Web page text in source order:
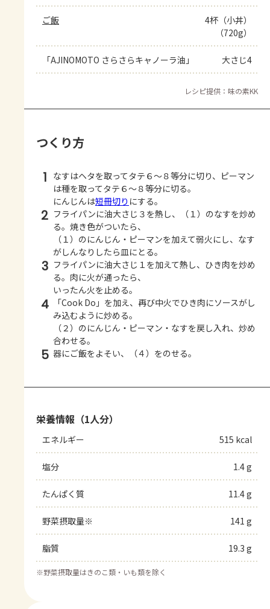
ご飯
4杯（小丼）
（720g）
「AJINOMOTO さらさらキャノーラ油」 大さじ4
レシピ提供：味の素KK
つくり方
1 なすはヘタを取ってタテ６～８等分に切り、ピーマン
は種を取ってタテ６～８等分に切る。
にんじんは短冊切り にする。
2 フライパンに油大さじ３を熱し、（１）のなすを炒め
る。焼き色がついたら、
（１）のにんじん・ピーマンを加えて弱火にし、なす
がしんなりしたら皿にとる。
3 フライパンに油大さじ１を加えて熱し、ひき肉を炒め
る。肉に火が通ったら、
いったん火を止める。
4
「Cook Do」を加え、再び中火でひき肉にソースがし
み込むように炒める。
（２）のにんじん・ピーマン・なすを戻し入れ、炒め
合わせる。
5 器にご飯をよそい、（４）をのせる。
栄養情報（1人分）
エネルギー 515 kcal
塩分 1.4 g
たんぱく質 11.4 g
野菜摂取量※ 141 g
脂質 19.3 g
※野菜摂取量はきのこ類・いも類を除く